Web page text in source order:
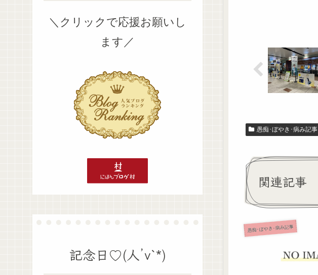
愚痴･ぼやき･病み記事
関連記事
愚痴･ぼやき･病み記事
＼クリックで応援お願いし
ます／
記念日♡(人’v`*)